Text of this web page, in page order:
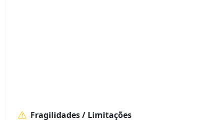
Fragilidades / Limitações